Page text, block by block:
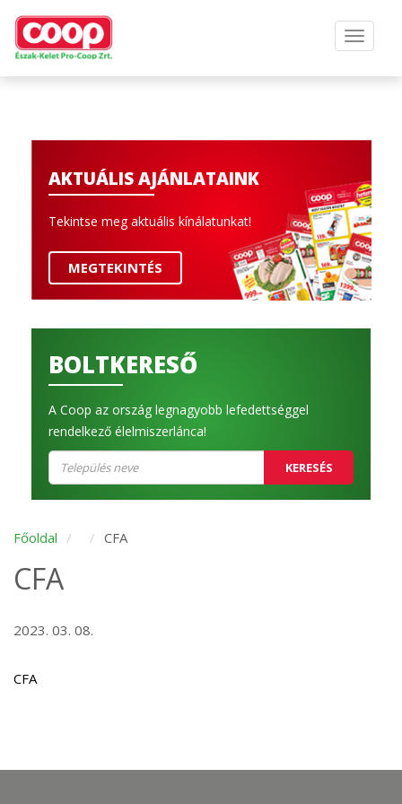
AKTUÁLIS AJÁNLATAINK
Tekintse meg aktuális kínálatunkat!
MEGTEKINTÉS
BOLTKERESŐ
A Coop az ország legnagyobb lefedettséggel
rendelkező élelmiszerlánca!
KERESÉS
Főoldal CFA
CFA
2023. 03. 08.
CFA